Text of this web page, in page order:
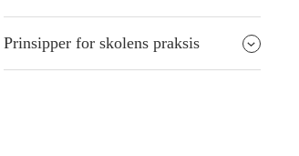
Prinsipper for skolens praksis